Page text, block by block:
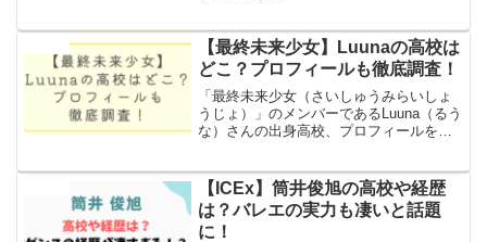
【最終未来少女】Luunaの高校は
どこ？プロフィールも徹底調査！
「最終未来少女（さいしゅうみらいしょ
うじょ）」のメンバーであるLuuna（るう
な）さんの出身高校、プロフィールを徹
【ICEx】筒井俊旭の高校や経歴
は？バレエの実力も凄いと話題
に！